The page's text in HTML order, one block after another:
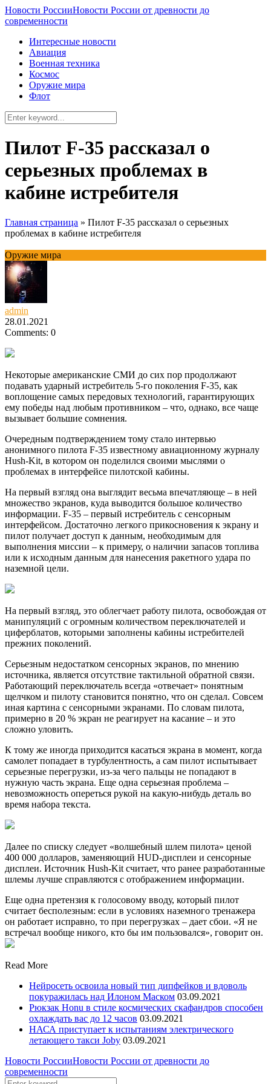
Новости РоссииНовости России от древности до
современности
Интересные новости
Авиация
Военная техника
Космос
Оружие мира
Флот
Пилот F-35 рассказал о
серьезных проблемах в
кабине истребителя
Главная страница » Пилот F-35 рассказал о серьезных
проблемах в кабине истребителя
Оружие мира
admin
28.01.2021
Comments: 0
Некоторые американские СМИ до сих пор продолжают
подавать ударный истребитель 5-го поколения F-35, как
воплощение самых передовых технологий, гарантирующих
ему победы над любым противником – что, однако, все чаще
вызывает большие сомнения.
Очередным подтверждением тому стало интервью
анонимного пилота F-35 известному авиационному журналу
Hush-Kit, в котором он поделился своими мыслями о
проблемах в интерфейсе пилотской кабины.
На первый взгляд она выглядит весьма впечатляюще – в ней
множество экранов, куда выводится большое количество
информации. F-35 – первый истребитель с сенсорным
интерфейсом. Достаточно легкого прикосновения к экрану и
пилот получает доступ к данным, необходимым для
выполнения миссии – к примеру, о наличии запасов топлива
или к исходным данным для нанесения ракетного удара по
наземной цели.
На первый взгляд, это облегчает работу пилота, освобождая от
манипуляций с огромным количеством переключателей и
циферблатов, которыми заполнены кабины истребителей
прежних поколений.
Серьезным недостатком сенсорных экранов, по мнению
источника, является отсутствие тактильной обратной связи.
Работающий переключатель всегда «отвечает» понятным
щелчком и пилоту становится понятно, что он сделал. Совсем
иная картина с сенсорными экранами. По словам пилота,
примерно в 20 % экран не реагирует на касание – и это
сложно уловить.
К тому же иногда приходится касаться экрана в момент, когда
самолет попадает в турбулентность, а сам пилот испытывает
серьезные перегрузки, из-за чего пальцы не попадают в
нужную часть экрана. Еще одна серьезная проблема –
невозможность опереться рукой на какую-нибудь деталь во
время набора текста.
Далее по списку следует «волшебный шлем пилота» ценой
400 000 долларов, заменяющий HUD-дисплеи и сенсорные
дисплеи. Источник Hush-Kit считает, что ранее разработанные
шлемы лучше справляются с отображением информации.
Еще одна претензия к голосовому вводу, который пилот
считает бесполезным: если в условиях наземного тренажера
он работает исправно, то при перегрузках – дает сбои. «Я не
встречал вообще никого, кто бы им пользовался», говорит он.
Read More
Нейросеть освоила новый тип дипфейков и вдоволь
покуражилась над Илоном Маском 03.09.2021
Рюкзак Honu в стиле космических скафандров способен
охлаждать вас до 12 часов 03.09.2021
НАСА приступает к испытаниям электрического
летающего такси Joby 03.09.2021
Новости РоссииНовости России от древности до
современности